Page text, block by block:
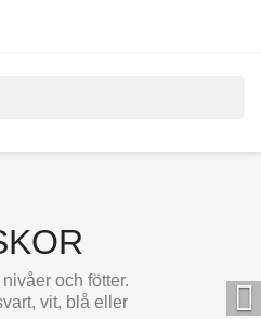
och fötter.
vit, blå eller
